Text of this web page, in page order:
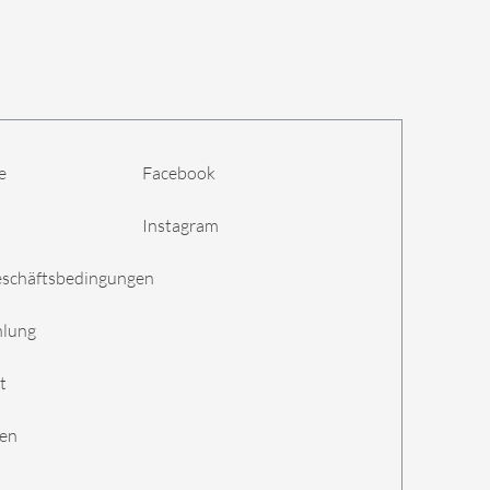
Facebook
Instagram